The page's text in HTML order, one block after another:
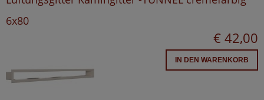
6x80
€ 42,00
IN DEN WARENKORB